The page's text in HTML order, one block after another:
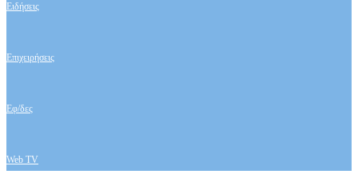
Ειδήσεις
Επιχειρήσεις
Εφ/δες
Web TV